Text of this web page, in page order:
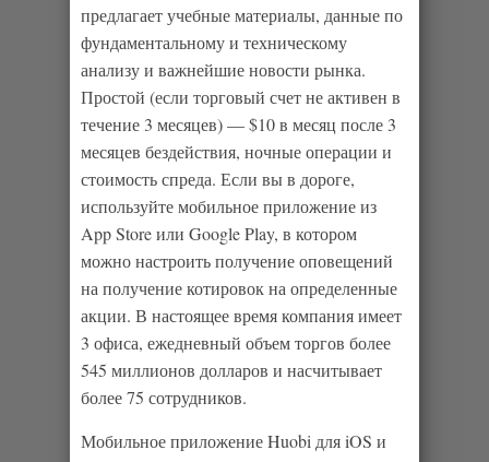
предлагает учебные материалы, данные по
фундаментальному и техническому
анализу и важнейшие новости рынка.
Простой (если торговый счет не активен в
течение 3 месяцев) — $10 в месяц после 3
месяцев бездействия, ночные операции и
стоимость спреда. Если вы в дороге,
используйте мобильное приложение из
App Store или Google Play, в котором
можно настроить получение оповещений
на получение котировок на определенные
акции. В настоящее время компания имеет
3 офиса, ежедневный объем торгов более
545 миллионов долларов и насчитывает
более 75 сотрудников.
Мобильное приложение Huobi для iOS и